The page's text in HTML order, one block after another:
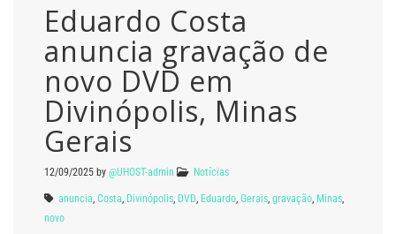
Eduardo Costa
anuncia gravação de
novo DVD em
Divinópolis, Minas
Gerais
12/09/2025 by @UHOST-admin Notícias
anuncia Costa Divinópolis DVD Eduardo Gerais gravação Minas
novo